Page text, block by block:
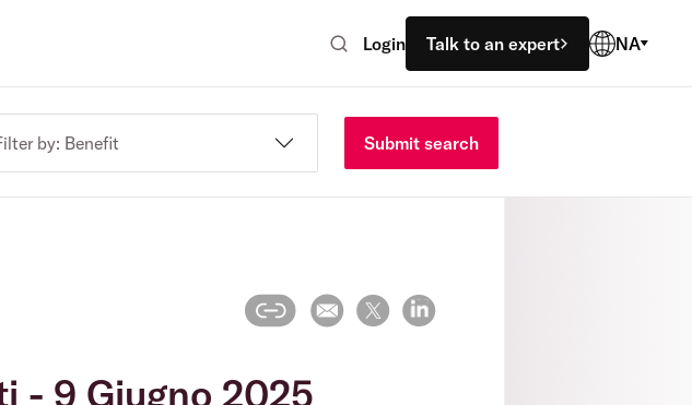
Login Talk to an expert NA
by: Benefit Submit search
- 9 Giugno 2025